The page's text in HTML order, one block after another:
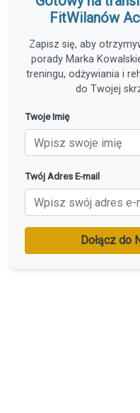
FitWilanów
Zapisz się, aby
porady Marka
treningu, odżywiania i
do Twojej
Twoje Imię
Twój Adres E-mail
Dołącz do